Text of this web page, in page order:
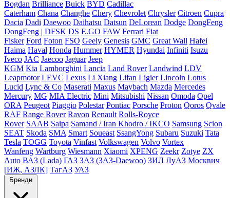
Bogdan Brilliance Buick BYD Cadillac
Caterham Chana Changhe Chery Chevrolet Chrysler Citroen Cupra
Dacia Dadi Daewoo Daihatsu Datsun DeLorean Dodge DongFeng
DongFeng | DFSK DS E.GO FAW Ferrari Fiat
Fisker Ford Foton FSO Geely Genesis GMC Great Wall Hafei
Haima Haval Honda Hummer HYMER Hyundai Infiniti Isuzu
Iveco JAC Jaecoo Jaguar Jeep
KGM Kia Lamborghini Lancia Land Rover Landwind LDV
Leapmotor LEVC Lexus Li Xiang Lifan Ligier Lincoln Lotus
Lucid Lync & Co Maserati Maxus Maybach Mazda Mercedes
Mercury MG MIA Electric Mini Mitsubishi Nissan Omoda Opel
ORA Peugeot Piaggio Polestar Pontiac Porsche Proton Qoros Qvale
RAF Range Rover Ravon Renault Rolls-Royce
Rover SAAB Saipa Samand / Iran Khodro / IKCO Samsung Scion
SEAT Skoda SMA Smart Soueast SsangYong Subaru Suzuki Tata
Tesla TOGG Toyota Vinfast Volkswagen Volvo Vortex
Wanfeng Wartburg Wiesmann Xiaomi XPENG Zeekr Zotye ZX
Auto ВАЗ (Lada) ГАЗ ЗАЗ (ЗАЗ-Daewoo) ЗИЛ ЛуАЗ Москвич
[ИЖ, АЗЛК] ТагАЗ УАЗ
Бренди